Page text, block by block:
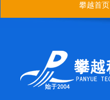
攀越首页